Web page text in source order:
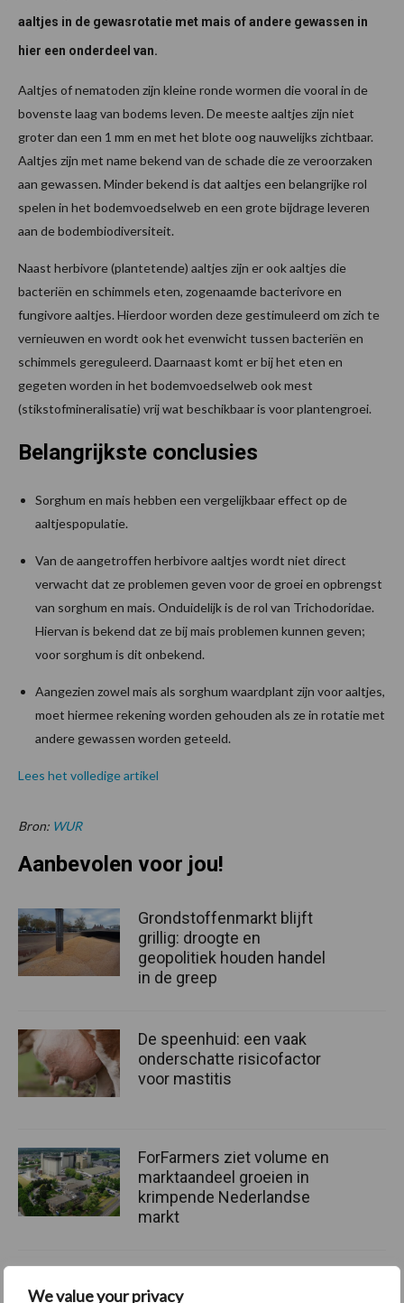
We value your privacy
aaltjes in de gewasrotatie met mais of andere gewassen in
hier een onderdeel van.
Aaltjes of nematoden zijn kleine ronde wormen die vooral in de
bovenste laag van bodems leven. De meeste aaltjes zijn niet
groter dan een 1 mm en met het blote oog nauwelijks zichtbaar.
Aaltjes zijn met name bekend van de schade die ze veroorzaken
aan gewassen. Minder bekend is dat aaltjes een belangrijke rol
spelen in het bodemvoedselweb en een grote bijdrage leveren
aan de bodembiodiversiteit.
Naast herbivore (plantetende) aaltjes zijn er ook aaltjes die
bacteriën en schimmels eten, zogenaamde bacterivore en
fungivore aaltjes. Hierdoor worden deze gestimuleerd om zich te
vernieuwen en wordt ook het evenwicht tussen bacteriën en
schimmels gereguleerd. Daarnaast komt er bij het eten en
gegeten worden in het bodemvoedselweb ook mest
(stikstofmineralisatie) vrij wat beschikbaar is voor plantengroei.
Belangrijkste conclusies
Sorghum en mais hebben een vergelijkbaar effect op de
aaltjespopulatie.
Van de aangetroffen herbivore aaltjes wordt niet direct
verwacht dat ze problemen geven voor de groei en opbrengst
van sorghum en mais. Onduidelijk is de rol van Trichodoridae.
Hiervan is bekend dat ze bij mais problemen kunnen geven;
voor sorghum is dit onbekend.
Aangezien zowel mais als sorghum waardplant zijn voor aaltjes,
moet hiermee rekening worden gehouden als ze in rotatie met
andere gewassen worden geteeld.
Lees het volledige artikel
Bron: WUR
Aanbevolen voor jou!
Grondstoffenmarkt blijft
grillig: droogte en
geopolitiek houden handel
in de greep
De speenhuid: een vaak
onderschatte risicofactor
voor mastitis
ForFarmers ziet volume en
marktaandeel groeien in
krimpende Nederlandse
markt